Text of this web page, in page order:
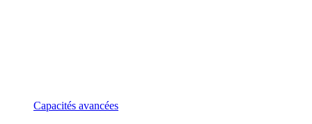
Capacités avancées